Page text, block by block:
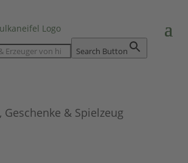
Search Button
Geschenke & Spielzeug